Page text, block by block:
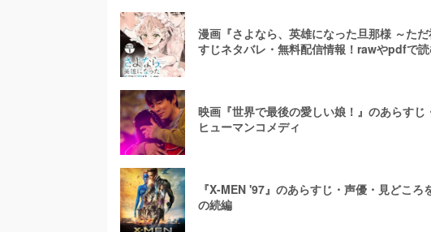
漫画『さよなら、英雄になった旦那様 ～た
すじネタバレ・無料配信情報！rawやpdfで読
映画『世界で最後の愛しい娘！』のあらす
ヒューマンコメディ
『X-MEN '97』のあらすじ・声優・見どこ
の続編